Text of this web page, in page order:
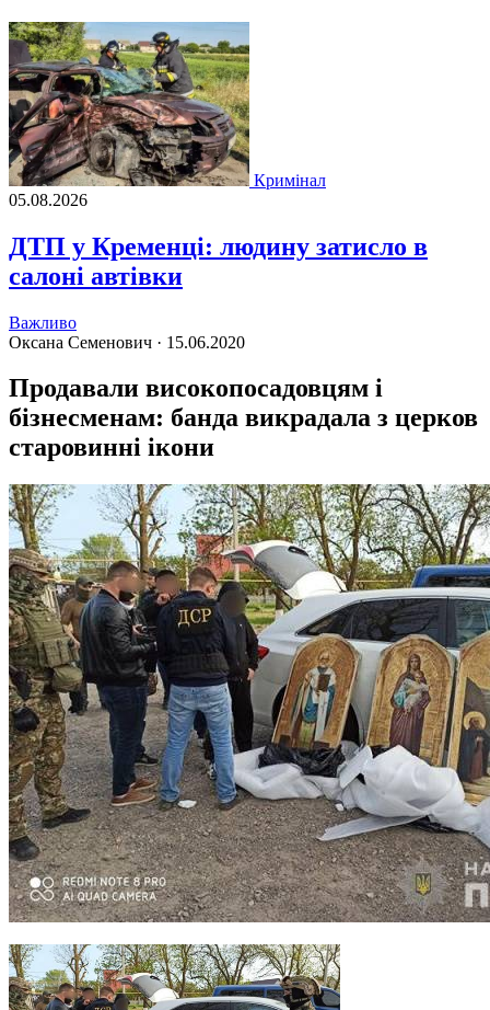
Кримінал
05.08.2026
ДТП у Кременці: людину затисло в
салоні автівки
Важливо
Оксана Семенович · 15.06.2020
Продавали високопосадовцям і
бізнесменам: банда викрадала з церков
старовинні ікони